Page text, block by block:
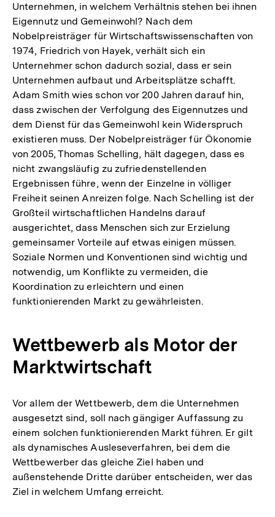
Unternehmen, in welchem Verhältnis stehen bei ihnen
Eigennutz und Gemeinwohl? Nach dem
Nobelpreisträger für Wirtschaftswissenschaften von
1974, Friedrich von Hayek, verhält sich ein
Unternehmer schon dadurch sozial, dass er sein
Unternehmen aufbaut und Arbeitsplätze schafft.
Adam Smith wies schon vor 200 Jahren darauf hin,
dass zwischen der Verfolgung des Eigennutzes und
dem Dienst für das Gemeinwohl kein Widerspruch
existieren muss. Der Nobelpreisträger für Ökonomie
von 2005, Thomas Schelling, hält dagegen, dass es
nicht zwangsläufig zu zufriedenstellenden
Ergebnissen führe, wenn der Einzelne in völliger
Freiheit seinen Anreizen folge. Nach Schelling ist der
Großteil wirtschaftlichen Handelns darauf
ausgerichtet, dass Menschen sich zur Erzielung
gemeinsamer Vorteile auf etwas einigen müssen.
Soziale Normen und Konventionen sind wichtig und
notwendig, um Konflikte zu vermeiden, die
Koordination zu erleichtern und einen
funktionierenden Markt zu gewährleisten.
Wettbewerb als Motor der
Marktwirtschaft
Vor allem der Wettbewerb, dem die Unternehmen
ausgesetzt sind, soll nach gängiger Auffassung zu
einem solchen funktionierenden Markt führen. Er gilt
als dynamisches Ausleseverfahren, bei dem die
Wettbewerber das gleiche Ziel haben und
außenstehende Dritte darüber entscheiden, wer das
Ziel in welchem Umfang erreicht.